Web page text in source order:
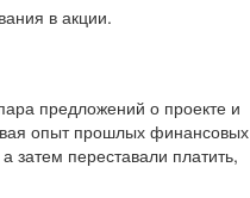
в акции.
предложений о проекте и
опыт прошлых финансовых
затем переставали платить,